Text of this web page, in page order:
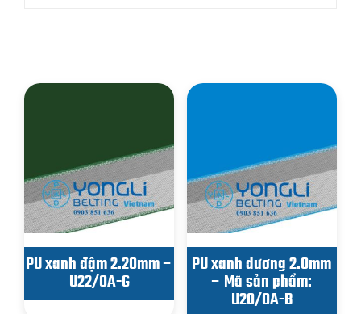
PU xanh đậm 2.20mm –
U22/0A-G
PU xanh dương 2.0mm
– Mã sản phẩm:
U20/0A-B